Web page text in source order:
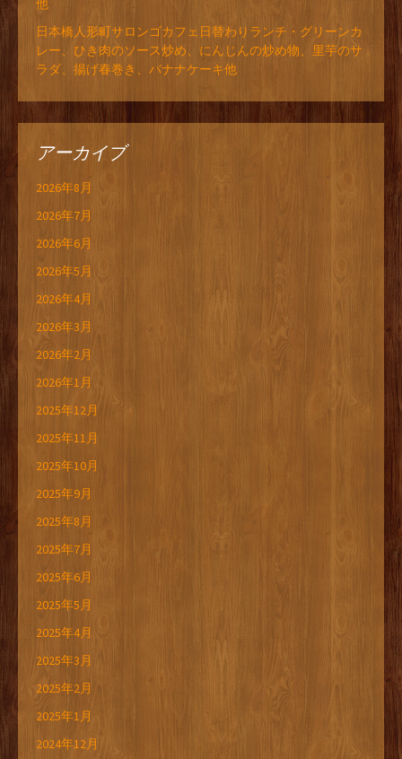
他
日本橋人形町サロンゴカフェ日替わりランチ・グリーンカ
レー、ひき肉のソース炒め、にんじんの炒め物、里芋のサ
ラダ、揚げ春巻き、バナナケーキ他
アーカイブ
2026年8月
2026年7月
2026年6月
2026年5月
2026年4月
2026年3月
2026年2月
2026年1月
2025年12月
2025年11月
2025年10月
2025年9月
2025年8月
2025年7月
2025年6月
2025年5月
2025年4月
2025年3月
2025年2月
2025年1月
2024年12月